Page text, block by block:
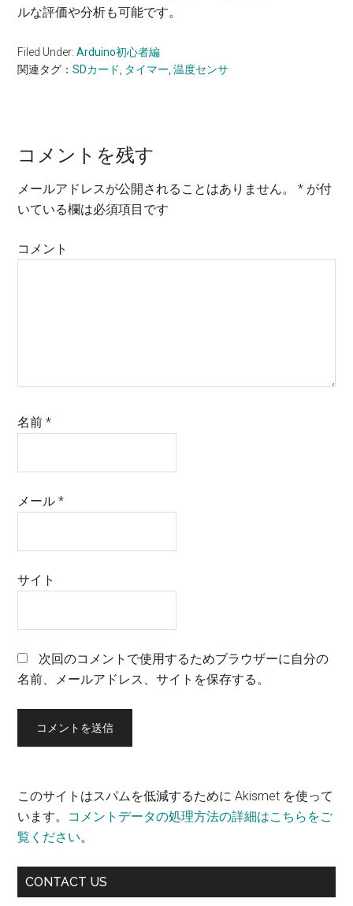
ルな評価や分析も可能です。
Filed Under:Arduino初心者編
関連タグ：SDカード タイマー ,温度センサ
Reader
Interactions
コメントを残す
メールアドレスが公開されることはありません。 * が付
いている欄は必須項目です
コメント
名前*
メール*
サイト
次回のコメントで使用するためブラウザーに自分の
名前、メールアドレス、サイトを保存する。
このサイトはスパムを低減するために Akismet を使って
います。 コメントデータの処理方法の詳細はこちらをご
覧ください。
最
CONTACT US